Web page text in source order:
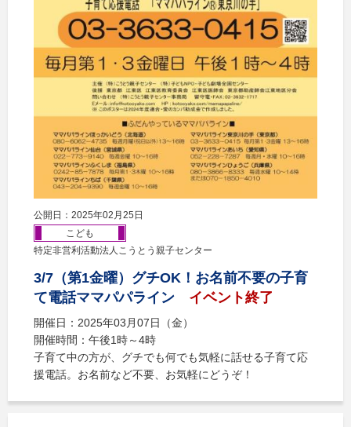
公開日：2025年02月25日
こども
特定非営利活動法人こうとう親子センター
3/7（第1金曜）グチOK！お名前不要の子育
て電話ママパパライン
イベント終了
開催日：2025年03月07日（金）
開催時間：午後1時～4時
子育て中の方が、グチでも何でも気軽に話せる子育て応
援電話。お名前など不要、お気軽にどうぞ！